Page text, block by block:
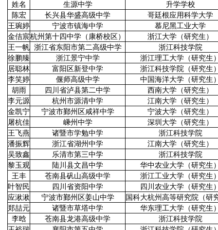
姓名 生源中学
升学学校
陈宏
长兴县华盛高级中学
哥廷根应用科学大学
王琬婷
宁波市镇海中学
慕尼黑工业大学
金佶宸杭州第十四中学（康桥校区）
浙江大学（研究生）
王一帆 浙江省东阳市第二高级中学
浙江科技学院
徐鹏臻
浙江景宁中学
浙江理工大学（研究生
居聪林
富阳区新登中学
浙江科技学院（研究生
李笑婷
偃师高级中学
中国海洋大学（研究生
胡雨
四川省泸县第二中学
西南大学（研究生）
李元源
杭州市源清中学
江南大学（研究生）
金凯宁
宁波市鄞州区咸祥中学
宁波大学（研究生）
屠杭佳
嵊州中学
深圳大学（研究生）
王飞燕
诸暨市学勉中学
浙江科技学院
潘振辉
浙江省湖州中学
江南大学（研究生）
吴致鑫
乐清市第三中学
浙江科技学院
黎玉观
陆川县文昌中学
华中农业大学（研究生
王丰
苍南县矾山高级中学
浙江工业大学（研究生
叶智民
四川省资阳中学
四川农业大学（研究生
应湫湫
宁波市鄞州区姜山中学
国科大杭州高等研究院（研
郑喆元
诸暨市草塔中学
华东理工大学（研究生
李晗
苍南县龙港高级中学
浙江科技学院